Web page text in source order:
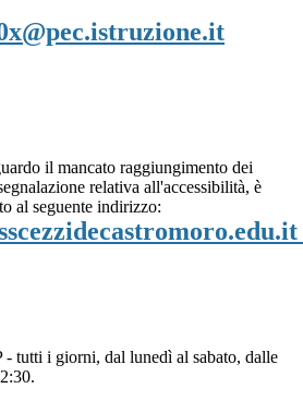
@pec.istruzione.it
il mancato raggiungimento dei
relativa all'accessibilità, è
al seguente indirizzo:
tutti i giorni, dal lunedì al sabato, dalle
.